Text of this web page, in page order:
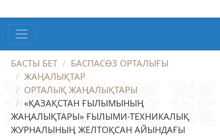
БАСТЫ БЕТ
БАСПАСӨЗ ОРТАЛЫҒЫ
ЖАҢАЛЫҚТАР
ОРТАЛЫҚ ЖАҢАЛЫҚТАРЫ
«ҚАЗАҚСТАН ҒЫЛЫМЫНЫҢ
ЖАҢАЛЫҚТАРЫ» ҒЫЛЫМИ-ТЕХНИКАЛЫҚ
ЖУРНАЛЫНЫҢ ЖЕЛТОҚСАН АЙЫНДАҒЫ